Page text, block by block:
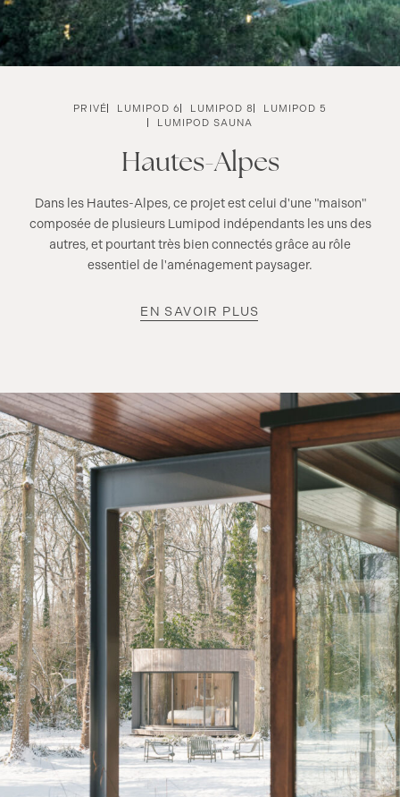
PRIVÉ LUMIPOD 6 LUMIPOD 8
LUMIPOD 5
LUMIPOD SAUNA
Hautes-Alpes
Dans les Hautes-Alpes, ce projet est celui d'une "maison"
composée de plusieurs Lumipod indépendants les uns des
autres, et pourtant très bien connectés grâce au rôle
essentiel de l'aménagement paysager.
EN SAVOIR PLUS